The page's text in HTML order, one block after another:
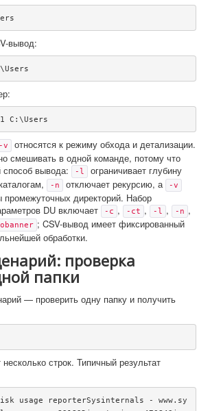
вывод:
C:\Users
-v
относятся к режиму обхода и детализации.
смешивать в одной команде, потому что
вывода:
-l
ограничивает глубину
-n отключает рекурсию, а -v
промежуточных директорий. Набор
DU включает
-c , -ct , -l , -n ,
; CSV-вывод имеет фиксированный
обработки.
проверка
папки
— проверить одну папку и получить
строк. Типичный результат
usage reporterSysinternals - www.sy